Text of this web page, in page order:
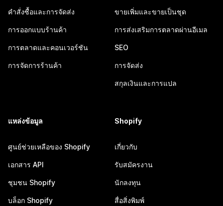
คำสั่งซื้อและการจัดส่ง
การออกแบบร้านค้า
การตลาดและคอนเวอร์ชัน
การจัดการร้านค้า
ขายเพิ่มและขายเป็นชุด
การส่งเสริมการตลาดผ่านอีเมล
SEO
การจัดส่ง
สกุลเงินและการแปล
แหล่งข้อมูล
ศูนย์ช่วยเหลือของ Shopify
เอกสาร API
ชุมชน Shopify
บล็อก Shopify
Shopify
เกี่ยวกับ
รับสมัครงาน
นักลงทุน
สื่อสิ่งพิมพ์